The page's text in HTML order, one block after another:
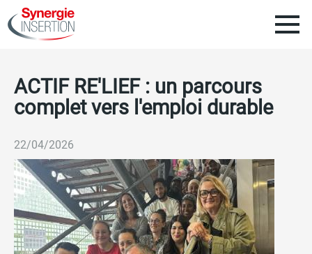
au
SYNERGIE INSERTION
Nous rejoindre
ENTREPRISES
Notre mission
RSE
ACTUALITÉS
ACTIF RE'LIEF : un parcours
complet vers l'emploi durable
22/04/2026